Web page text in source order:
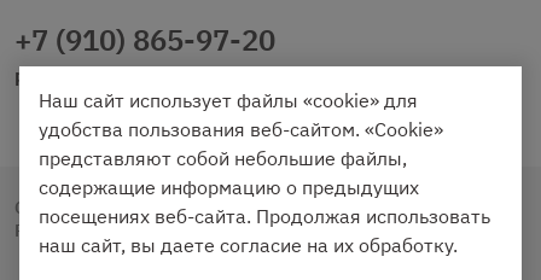
+7 (910) 865-97-20
prazdnichniy40@palmi.ru
Copyright © 2020 - 2026. Праздничный Стол.
Разработка и продвижение - Vegas Studio
Наш сайт использует файлы «cookie» для
удобства пользования веб-сайтом. «Cookie»
представляют собой небольшие файлы,
содержащие информацию о предыдущих
посещениях веб-сайта. Продолжая использовать
наш сайт, вы даете согласие на их обработку.